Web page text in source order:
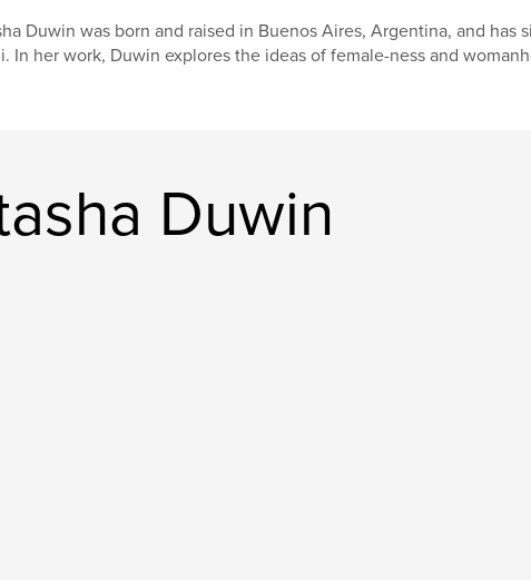
Duwin was born and raised in Buenos Aires, Argentina, and has
In her work, Duwin explores the ideas of female-ness and
Duwin